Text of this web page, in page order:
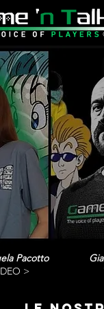
Pacotto
>